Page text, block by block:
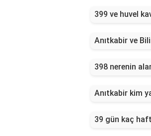
399 ve huvel
Anıtkabir ve
398 nerenin
Anıtkabir kim
39 gün kaç